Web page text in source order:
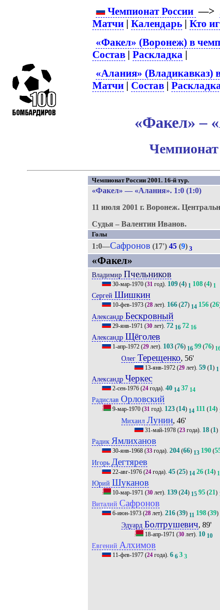
Чемпионат России —>
Матчи |Календарь |Кто
«Факел» (Воронеж) в
Состав |Раскладка |
«Алания» (Владикавказ)
Матчи | Состав |
«Факел» –
Чемпионат
Чемпионат России 2001. 16-й тур.
«Факел» — «Алания». 1:0 (1:0)
11 июля 2001 г. Воронеж.
Судья – Валентин Иванов.
Голы
1:0—Сафронов(17') 45(9) 3
«Факел»
Владимир Пчельников
30-мар-1970(31год). 109(4) 1 108(4) 1
Сергей Шишкин
10-фев-1973(28лет). 166(27) 14 156(26
Александр Бескровный
29-янв-1971 (30лет). 72 16 72 16
Александр Щёголев
1-апр-1972(29лет). 103(76) 16 99(76)
Олег Терещенко, 56'
13-янв-1972 (29 лет).59 (1) 1
Александр Черкес
2-сен-1976(24года). 40 14 37 14
Радислав Орловский
9-мар-1970(31год). 123(14) 14 111(14)
Михаил Лунин, 46'
31-май-1978 (23 года). 18 (1)
Радик Ямлиханов
30-янв-1968(33года). 204(66) 13 190(
Игорь Дегтярев
22-авг-1976(24года). 45(25) 14 26(14)
Юрий Шуканов
10-мар-1971 (30лет). 139(24) 15 95(21)
Виталий Сафронов
6-июн-1973(28лет). 216(39) 11 198(39)
Эдуард Болтрушевич, 89'
18-апр-1971 (30 лет). 10 10
Евгений Алхимов
11-фев-1977(24года). 6 6 3 3